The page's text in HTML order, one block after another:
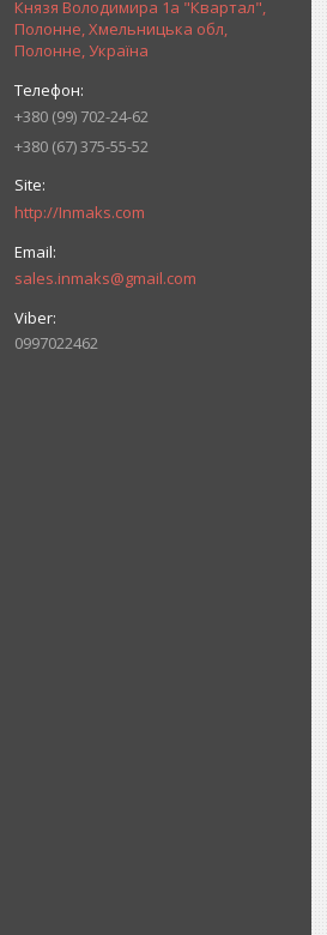
Князя Володимира 1а "Квартал",
Полонне, Хмельницька обл,
Полонне, Україна
+380 (99) 702-24-62
+380 (67) 375-55-52
http://Inmaks.com
sales.inmaks@gmail.com
0997022462